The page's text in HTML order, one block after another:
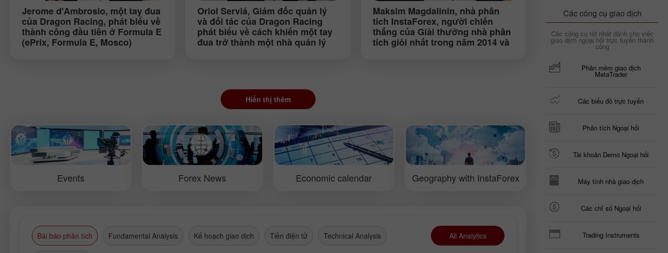
Jerome d'Ambrosio, một tay đua
của Dragon Racing, phát biểu về
thành công đầu tiên ở Formula E
(ePrix, Formula E, Mosco)
Oriol Serviá, Giám đốc quản lý
và đối tác của Dragon Racing
phát biểu về cách khiến một tay
đua trở thành một nhà quản lý
Maksim Magdalinin, nhà phân
tích InstaForex, người chiến
thắng của Giải thưởng nhà phân
tích giỏi nhất trong năm 2014 và
Hiển thị thêm
Events Forex News Economic calendar Geography with InstaForex
Bài báo phân tích Fundamental Analysis Kế hoạch giao dịch Tiền điện tử Technical Analysis All Analytics
Các công cụ giao dịch
Các công cụ tốt nhất dành cho việc
giao dịch ngoại hối trực tuyến thành
công
Phần mềm giao dịch
MetaTrader
Các biểu đồ trực tuyến
Phân tích Ngoại hối
Tài khoản Demo Ngoại hối
Máy tính nhà giao dịch
Các chỉ số Ngoại hối
Trading Instruments